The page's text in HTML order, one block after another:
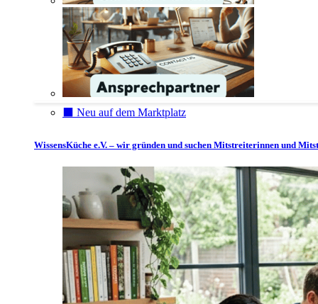
⬛️ Neu auf dem Marktplatz
WissensKüche e.V. – wir gründen und suchen Mitstreiterinnen und